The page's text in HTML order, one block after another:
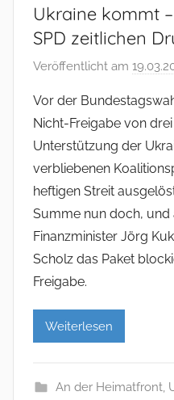
Ukraine kommt
SPD zeitlichen
Veröffentlicht am
Vor der
Nicht-Freigabe von
Unterstützung der
verbliebenen
heftigen Streit
Summe nun doch, und
Finanzminister Jörg
Scholz das Paket
Freigabe.
Weiterlesen
An der Heimatfront,